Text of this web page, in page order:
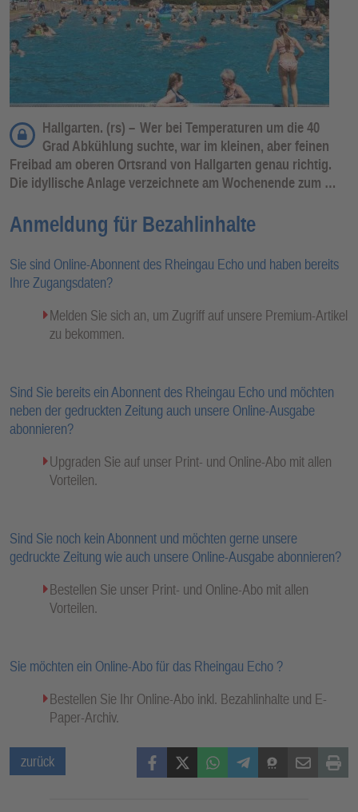
Hallgarten. (rs) – Wer bei Temperaturen um die 40
Grad Abkühlung suchte, war im kleinen, aber feinen
Freibad am oberen Ortsrand von Hallgarten genau richtig.
Die idyllische Anlage verzeichnete am Wochenende zum …
Anmeldung für Bezahlinhalte
Sie sind Online-Abonnent des Rheingau Echo und haben bereits
Ihre Zugangsdaten?
Melden Sie sich an, um Zugriff auf unsere Premium-Artikel
zu bekommen.
Sind Sie bereits ein Abonnent des Rheingau Echo und möchten
neben der gedruckten Zeitung auch unsere Online-Ausgabe
abonnieren?
Upgraden Sie auf unser Print- und Online-Abo mit allen
Vorteilen.
Sind Sie noch kein Abonnent und möchten gerne unsere
gedruckte Zeitung wie auch unsere Online-Ausgabe abonnieren?
Bestellen Sie unser Print- und Online-Abo mit allen
Vorteilen.
Sie möchten ein Online-Abo für das Rheingau Echo ?
Bestellen Sie Ihr Online-Abo inkl. Bezahlinhalte und E-
Paper-Archiv.
zurück FacebookX (Twitter)WhatsAppTelegramThreemaMail Print